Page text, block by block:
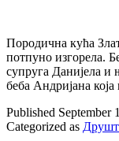
Породична кућа
потпуно изгорела.
супруга Данијела
беба Андријана
Published September
Categorized as